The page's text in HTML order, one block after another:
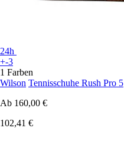
24h
+-3
1 Farben
Wilson Tennisschuhe Rush Pro 5
Ab 160,00 €
102,41 €